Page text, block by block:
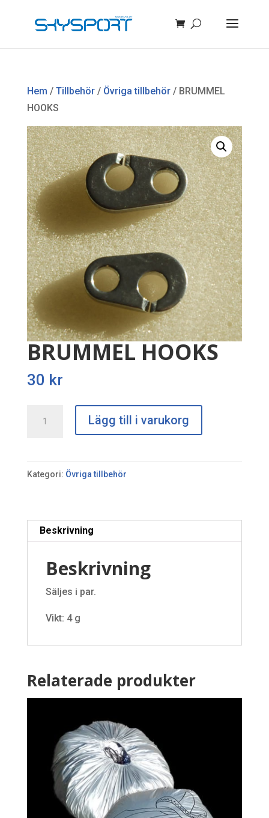
Hem / Tillbehör/ Övriga tillbehör/ BRUMMEL
HOOKS
BRUMMEL HOOKS
30 kr
Lägg till i varukorg
Kategori: Övriga tillbehör
Beskrivning
Beskrivning
Säljes i par.
Vikt: 4 g
Relaterade produkter